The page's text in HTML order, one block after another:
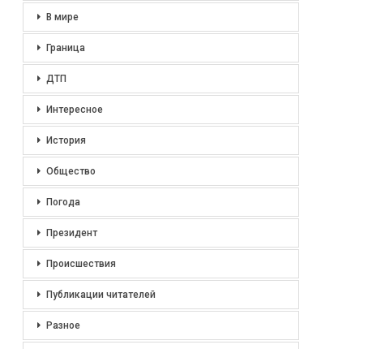
В мире
Граница
ДТП
Интересное
История
Общество
Погода
Президент
Происшествия
Публикации читателей
Разное